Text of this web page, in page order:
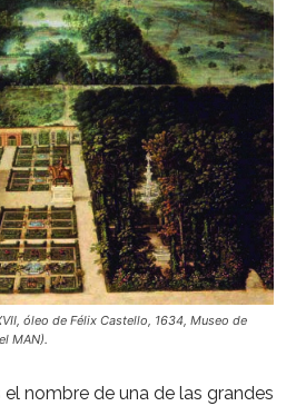
óleo de Félix Castello, 1634, Museo de
MAN).
el nombre de una de las grandes